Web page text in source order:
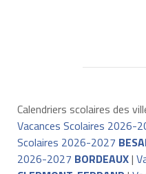
Calendriers scolaires des
Vacances Scolaires 2026-
Scolaires 2026-2027
2026-2027 BORDEAUX|